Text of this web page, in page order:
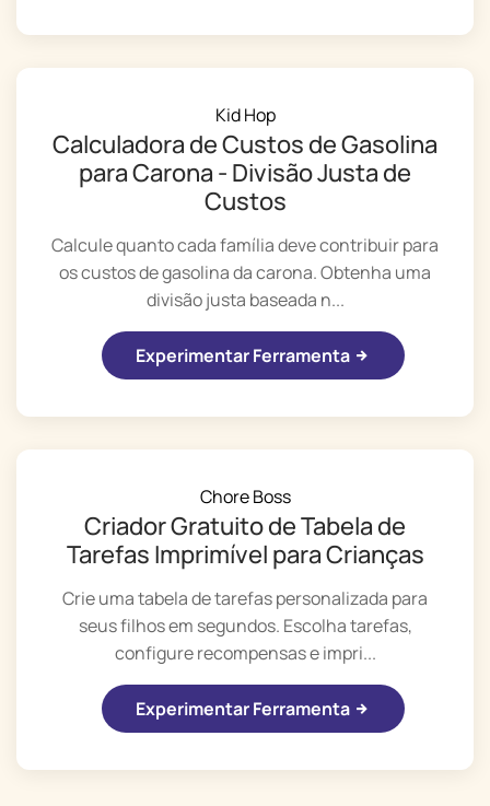
Kid Hop
Calculadora de Custos de Gasolina
para Carona - Divisão Justa de
Custos
Calcule quanto cada família deve contribuir para
os custos de gasolina da carona. Obtenha uma
divisão justa baseada n...
Experimentar Ferramenta
Chore Boss
Criador Gratuito de Tabela de
Tarefas Imprimível para Crianças
Crie uma tabela de tarefas personalizada para
seus filhos em segundos. Escolha tarefas,
configure recompensas e impri...
Experimentar Ferramenta